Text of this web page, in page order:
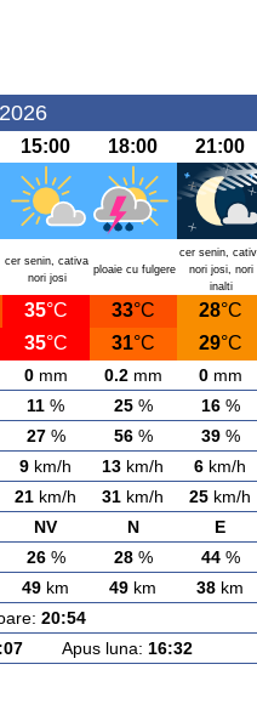
15:00 18:00 21:00
cer senin, cativa
nori josi
ploaie cu fulgere
cer senin,
nori josi, nori
inalti
35°C 33°C 28°C
35°C 31°C 29°C
0mm 0.2mm 0mm
11 % 25% 16%
27% 56% 39%
9 km/h 13 km/h 6 km/h
21 km/h 31 km/h 25 km/h
NV N E
26% 28% 44%
49 km 49 km 38 km
20:54
Apus luna: 16:32